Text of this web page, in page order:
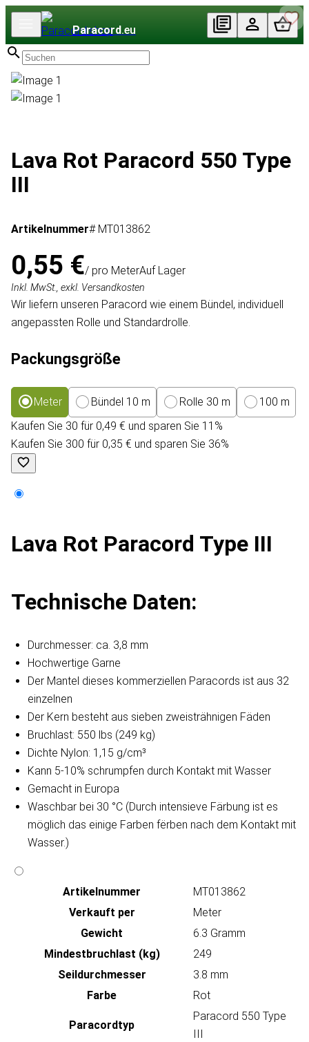
Paracord.eu
Lava Rot Paracord 550 Type
III
Artikelnummer# MT013862
0,55 €/ pro MeterAuf Lager
Inkl. MwSt., exkl. Versandkosten
Wir liefern unseren Paracord wie einem Bündel, individuell
angepassten Rolle und Standardrolle.
Packungsgröße
Meter Bündel 10 m Rolle 30 m
100 m
Kaufen Sie 30 für 0,49 € und sparen Sie 11%
Kaufen Sie 300 für 0,35 € und sparen Sie 36%
Lava Rot Paracord Type III
Technische Daten:
Durchmesser: ca. 3,8 mm
Hochwertige Garne
Der Mantel dieses kommerziellen Paracords ist aus 32
einzelnen
Der Kern besteht aus sieben zweisträhnigen Fäden
Bruchlast: 550 lbs (249 kg)
Dichte Nylon: 1,15 g/cm³
Kann 5-10% schrumpfen durch Kontakt mit Wasser
Gemacht in Europa
Waschbar bei 30 °C (Durch intensieve Färbung ist es
möglich das einige Farben fërben nach dem Kontakt mit
Wasser.)
Artikeln‌ummer
MT013862
Verkauft per
Meter
Gewicht
6.3 Gramm
Mindestbruchlast (kg)
249
Seildurchmesser
3.8 mm
Farbe
Rot
Paracordtyp
Paracord 550 Type
III